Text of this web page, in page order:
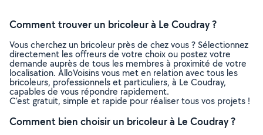
Comment trouver un bricoleur à Le Coudray ?
Vous cherchez un bricoleur près de chez vous ? Sélectionnez
directement les offreurs de votre choix ou postez votre
demande auprès de tous les membres à proximité de votre
localisation. AlloVoisins vous met en relation avec tous les
bricoleurs, professionnels et particuliers, à Le Coudray,
capables de vous répondre rapidement.
C’est gratuit, simple et rapide pour réaliser tous vos projets !
Comment bien choisir un bricoleur à Le Coudray ?